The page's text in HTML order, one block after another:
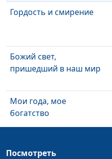
Гордость и смирение
Божий свет,
пришедший в наш мир
Мои года, мое
богатство
Посмотреть